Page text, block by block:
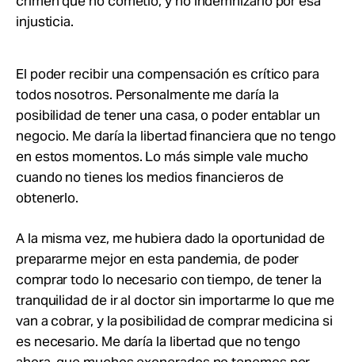
injusticia.
El poder recibir una compensación es crítico para
todos nosotros. Personalmente me daría la
posibilidad de tener una casa, o poder entablar un
negocio. Me daría la libertad financiera que no tengo
en estos momentos. Lo más simple vale mucho
cuando no tienes los medios financieros de
obtenerlo.
A la misma vez, me hubiera dado la oportunidad de
prepararme mejor en esta pandemia, de poder
comprar todo lo necesario con tiempo, de tener la
tranquilidad de ir al doctor sin importarme lo que me
van a cobrar, y la posibilidad de comprar medicina si
es necesario. Me daría la libertad que no tengo